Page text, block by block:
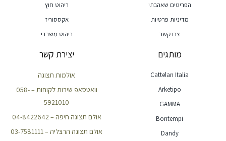
הפריטים שאהבתי
מדיניות פרטיות
צרו קשר
ריהוט חוץ
אקססוריז
ריהוט משרדי
מותגים
Cattelan Italia
Arketipo
GAMMA
Bontempi
Dandy
יצירת קשר
אולמות תצוגה
וואטסאפ שירות לקוחות – 058-
5921010
אולם תצוגה חיפה – 04-8422642
אולם תצוגה הרצליה – 03-7581111